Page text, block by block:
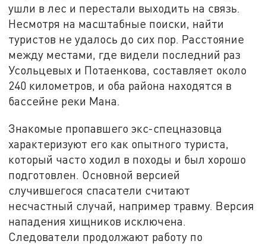
ушли в лес и перестали выходить на связь.
Несмотря на масштабные поиски, найти
туристов не удалось до сих пор. Расстояние
между местами, где видели последний раз
Усольцевых и Потаенкова, составляет около
240 километров, и оба района находятся в
бассейне реки Мана.
Знакомые пропавшего экс-спецназовца
характеризуют его как опытного туриста,
который часто ходил в походы и был хорошо
подготовлен. Основной версией
случившегося спасатели считают
несчастный случай, например травму. Версия
нападения хищников исключена.
Следователи продолжают работу по